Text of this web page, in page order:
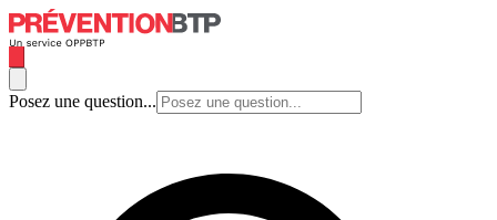
Posez une question...